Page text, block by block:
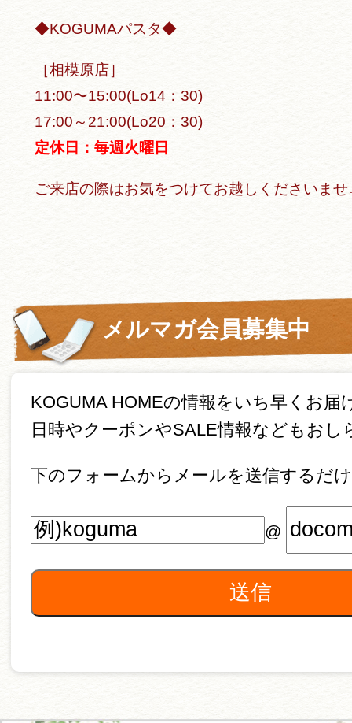
◆KOGUMAパスタ◆
［相模原店］
11:00〜15:00(Lo14：30)
17:00～21:00(Lo20：30)
定休日：毎週火曜日
ご来店の際はお気をつけてお越しくださいませ
メルマガ会員募集中
KOGUMA HOMEの情報をいち早くお届
日時やクーポンやSALE情報などもおし
下のフォームからメールを送信するだ
@